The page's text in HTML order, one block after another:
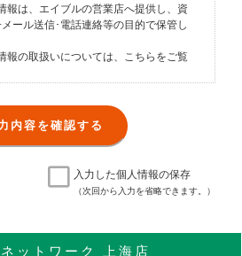
報は、エイブルの営業店へ提供し、資
ール送信･電話連絡等の目的で保管し
報の取扱いについては、
こちら をご覧
入力した個人情報の保存
（次回から入力を省略できます。）
ネットワーク 上海店